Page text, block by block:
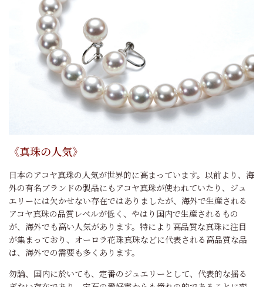
《真珠の人気》
日本のアコヤ真珠の人気が世界的に高まっています。以前より、海
外の有名ブランドの製品にもアコヤ真珠が使われていたり、ジュ
エリーには欠かせない存在ではありましたが、海外で生産される
アコヤ真珠の品質レベルが低く、やはり国内で生産されるもの
が、海外でも高い人気があります。特により高品質な真珠に注目
が集まっており、オーロラ花珠真珠などに代表される高品質な品
は、海外での需要も多くあります。
勿論、国内に於いても、定番のジュエリーとして、代表的な揺る